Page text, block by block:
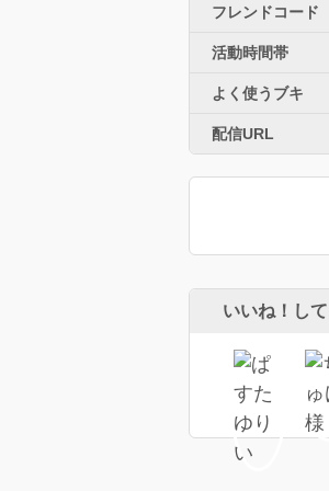
フレンドコード
活動時間帯
よく使うブキ
配信URL
いいね！し